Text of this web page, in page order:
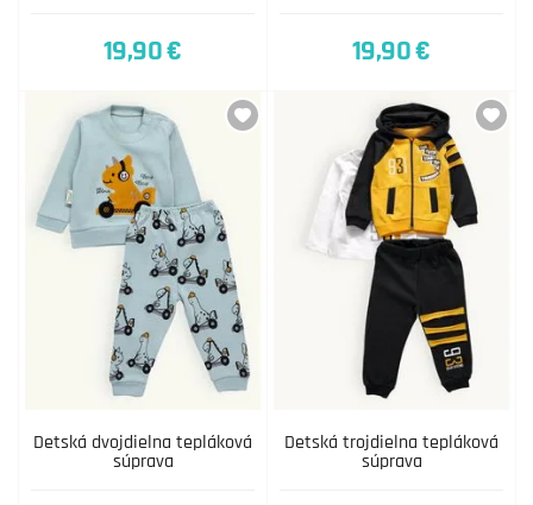
19,90 € 19,90 €
Detská dvojdielna tepláková
súprava
Detská trojdielna tepláková
súprava